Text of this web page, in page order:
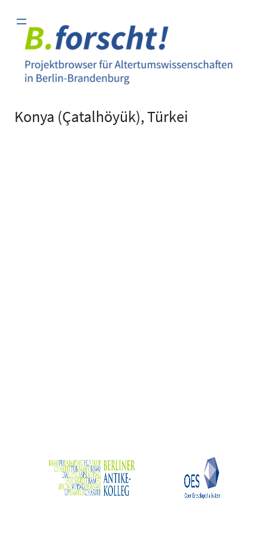
Inhalt
springen
Konya (Çatalhöyük), Türkei